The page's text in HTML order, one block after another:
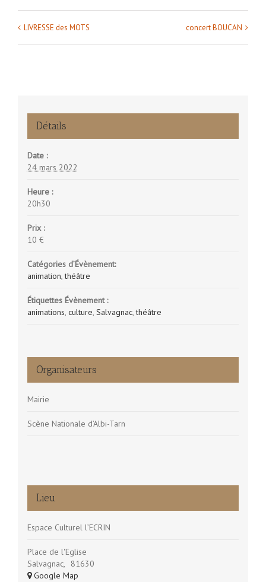
Navigation
Évènement
LIVRESSE des MOTS concert BOUCAN
Détails
Date :
24 mars 2022
Heure :
20h30
Prix :
10 €
Catégories d’Évènement:
animation,théâtre
Étiquettes Évènement :
animations, culture, Salvagnac,théâtre
Organisateurs
Mairie
Scène Nationale d’Albi-Tarn
Lieu
Espace Culturel l’ECRIN
Place de l'Eglise
Salvagnac,
81630
+ Google Map